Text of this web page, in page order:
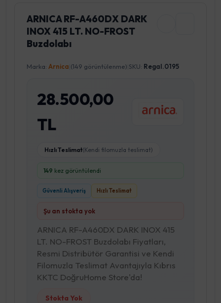
ARNICA RF-A460DX DARK
INOX 415 LT. NO-FROST
Buzdolabı
Marka: Arnica (149 görüntülenme) SKU: Regal.0195
28.500,00
TL
Hızlı Teslimat(Kendi filomuzla teslimat)
149 kez görüntülendi
Güvenli Alışveriş Hızlı Teslimat
Şu an stokta yok
ARNICA RF-A460DX DARK INOX 415
LT. NO-FROST Buzdolabı Fiyatları,
Resmi Distribütör Garantisi ve Kendi
Filomuzla Teslimat Avantajıyla Kıbrıs
KKTC DoğruHome Store'da!
Stokta Yok